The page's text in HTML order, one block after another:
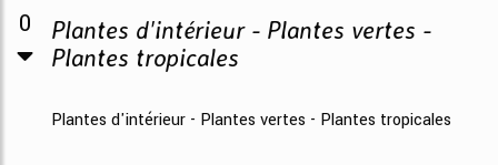
0
Plantes d'intérieur - Plantes vertes -
Plantes tropicales
Plantes d'intérieur - Plantes vertes - Plantes tropicales